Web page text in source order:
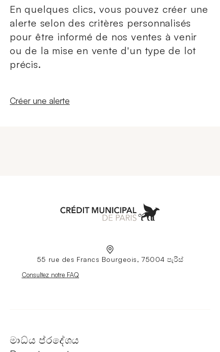
En quelques clics, vous pouvez créer une
alerte selon des critères personnalisés
pour être informé de nos ventes à venir
ou de la mise en vente d'un type de lot
précis.
Nouvelle fenêtre
Créer une alerte
55 rue des Francs Bourgeois, 75004 පැරිස්
Nouvelle fenêtre
Consultez notre FAQ
මාධ්ය ප්රදේශය